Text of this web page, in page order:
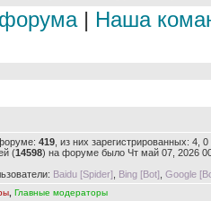
| Наша
419 , из них зарегистрированных: 4,
(14598) на форуме было Чт май 07, 2026
Baidu [Spider] Bing [Bot] Google
Главные модераторы